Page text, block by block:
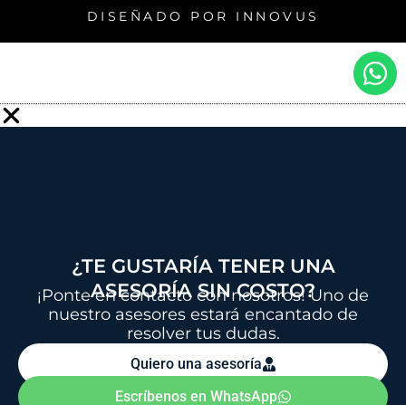
DISEÑADO POR INNOVUS
W
h
a
¿TE GUSTARÍA TENER UNA
ASESORÍA SIN COSTO?
¡Ponte en contacto con nosotros! Uno de
nuestro asesores estará encantado de
resolver tus dudas.
Quiero una asesoría
Escríbenos en WhatsApp